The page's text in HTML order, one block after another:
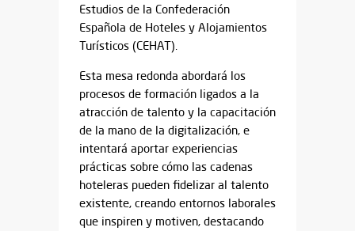
Estudios de la Confederación
Española de Hoteles y Alojamientos
Turísticos (CEHAT).
Esta mesa redonda abordará los
procesos de formación ligados a la
atracción de talento y la capacitación
de la mano de la digitalización, e
intentará aportar experiencias
prácticas sobre cómo las cadenas
hoteleras pueden fidelizar al talento
existente, creando entornos laborales
que inspiren y motiven, destacando